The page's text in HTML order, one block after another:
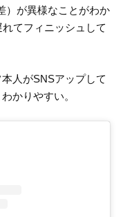
）が異様なことがわか
てフィニッシュして
人がSNSアップして
かりやすい。